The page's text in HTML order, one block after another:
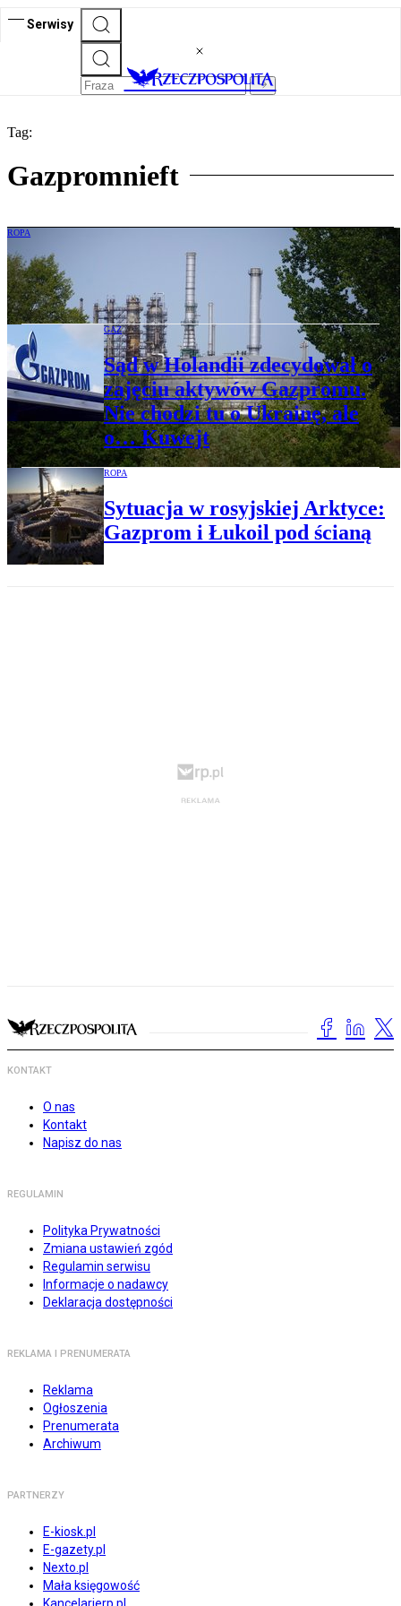
Serwisy
Tag:
Gazpromnieft
ROPA
Węgierski MOL zdobywa kolejny rynek
w Europie
GAZ
Sąd w Holandii zdecydował o
zajęciu aktywów Gazpromu.
Nie chodzi tu o Ukrainę, ale
o… Kuwejt
ROPA
Sytuacja w rosyjskiej Arktyce:
Gazprom i Łukoil pod ścianą
KONTAKT
O nas
Kontakt
Napisz do nas
REGULAMIN
Polityka Prywatności
Zmiana ustawień zgód
Regulamin serwisu
Informacje o nadawcy
Deklaracja dostępności
REKLAMA I PRENUMERATA
Reklama
Ogłoszenia
Prenumerata
Archiwum
PARTNERZY
E-kiosk.pl
E-gazety.pl
Nexto.pl
Mała księgowość
Kancelarierp.pl